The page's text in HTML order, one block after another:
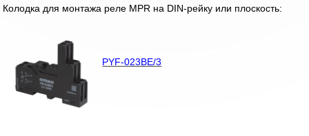
Колодка для монтажа реле MPR на DIN-рейку или плоскость:
PYF-023BE/3